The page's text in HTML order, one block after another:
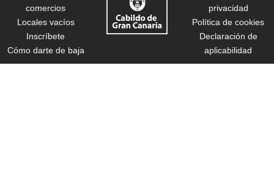
comercios
Locales vacíos
Inscríbete
Cómo darte de baja
privacidad
Política de cookies
Declaración de
aplicabilidad